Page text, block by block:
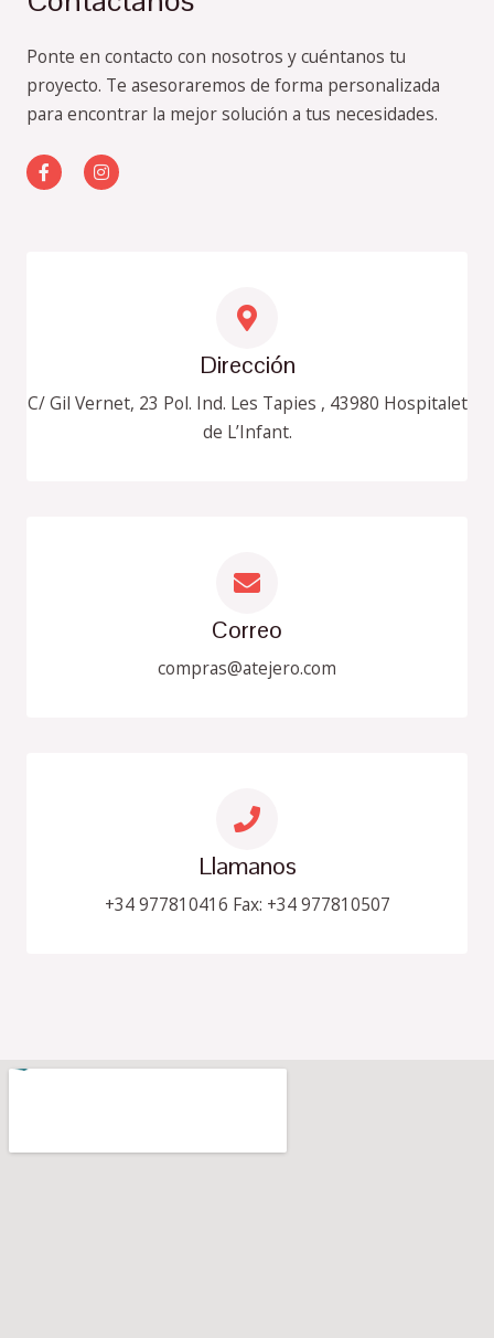
Ponte en contacto con nosotros y cuéntanos tu
proyecto. Te asesoraremos de forma personalizada
para encontrar la mejor solución a tus necesidades.
F
a
c
I
n
s
Dirección
C/ Gil Vernet, 23 Pol. Ind. Les Tapies , 43980 Hospitalet
de L’Infant.
Correo
compras@atejero.com
Llamanos
+34 977810416 Fax: +34 977810507